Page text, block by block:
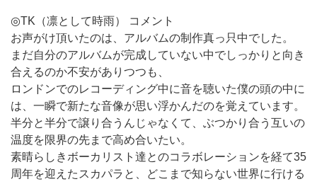
◎TK（凛として時雨） コメント
お声がけ頂いたのは、アルバムの制作真っ只中でした。
まだ自分のアルバムが完成していない中でしっかりと向き
合えるのか不安がありつつも、
ロンドンでのレコーディング中に音を聴いた僕の頭の中に
は、一瞬で新たな音像が思い浮かんだのを覚えています。
半分と半分で譲り合うんじゃなくて、ぶつかり合う互いの
温度を限界の先まで高め合いたい。
素晴らしきボーカリスト達とのコラボレーションを経て35
周年を迎えたスカパラと、どこまで知らない世界に行ける